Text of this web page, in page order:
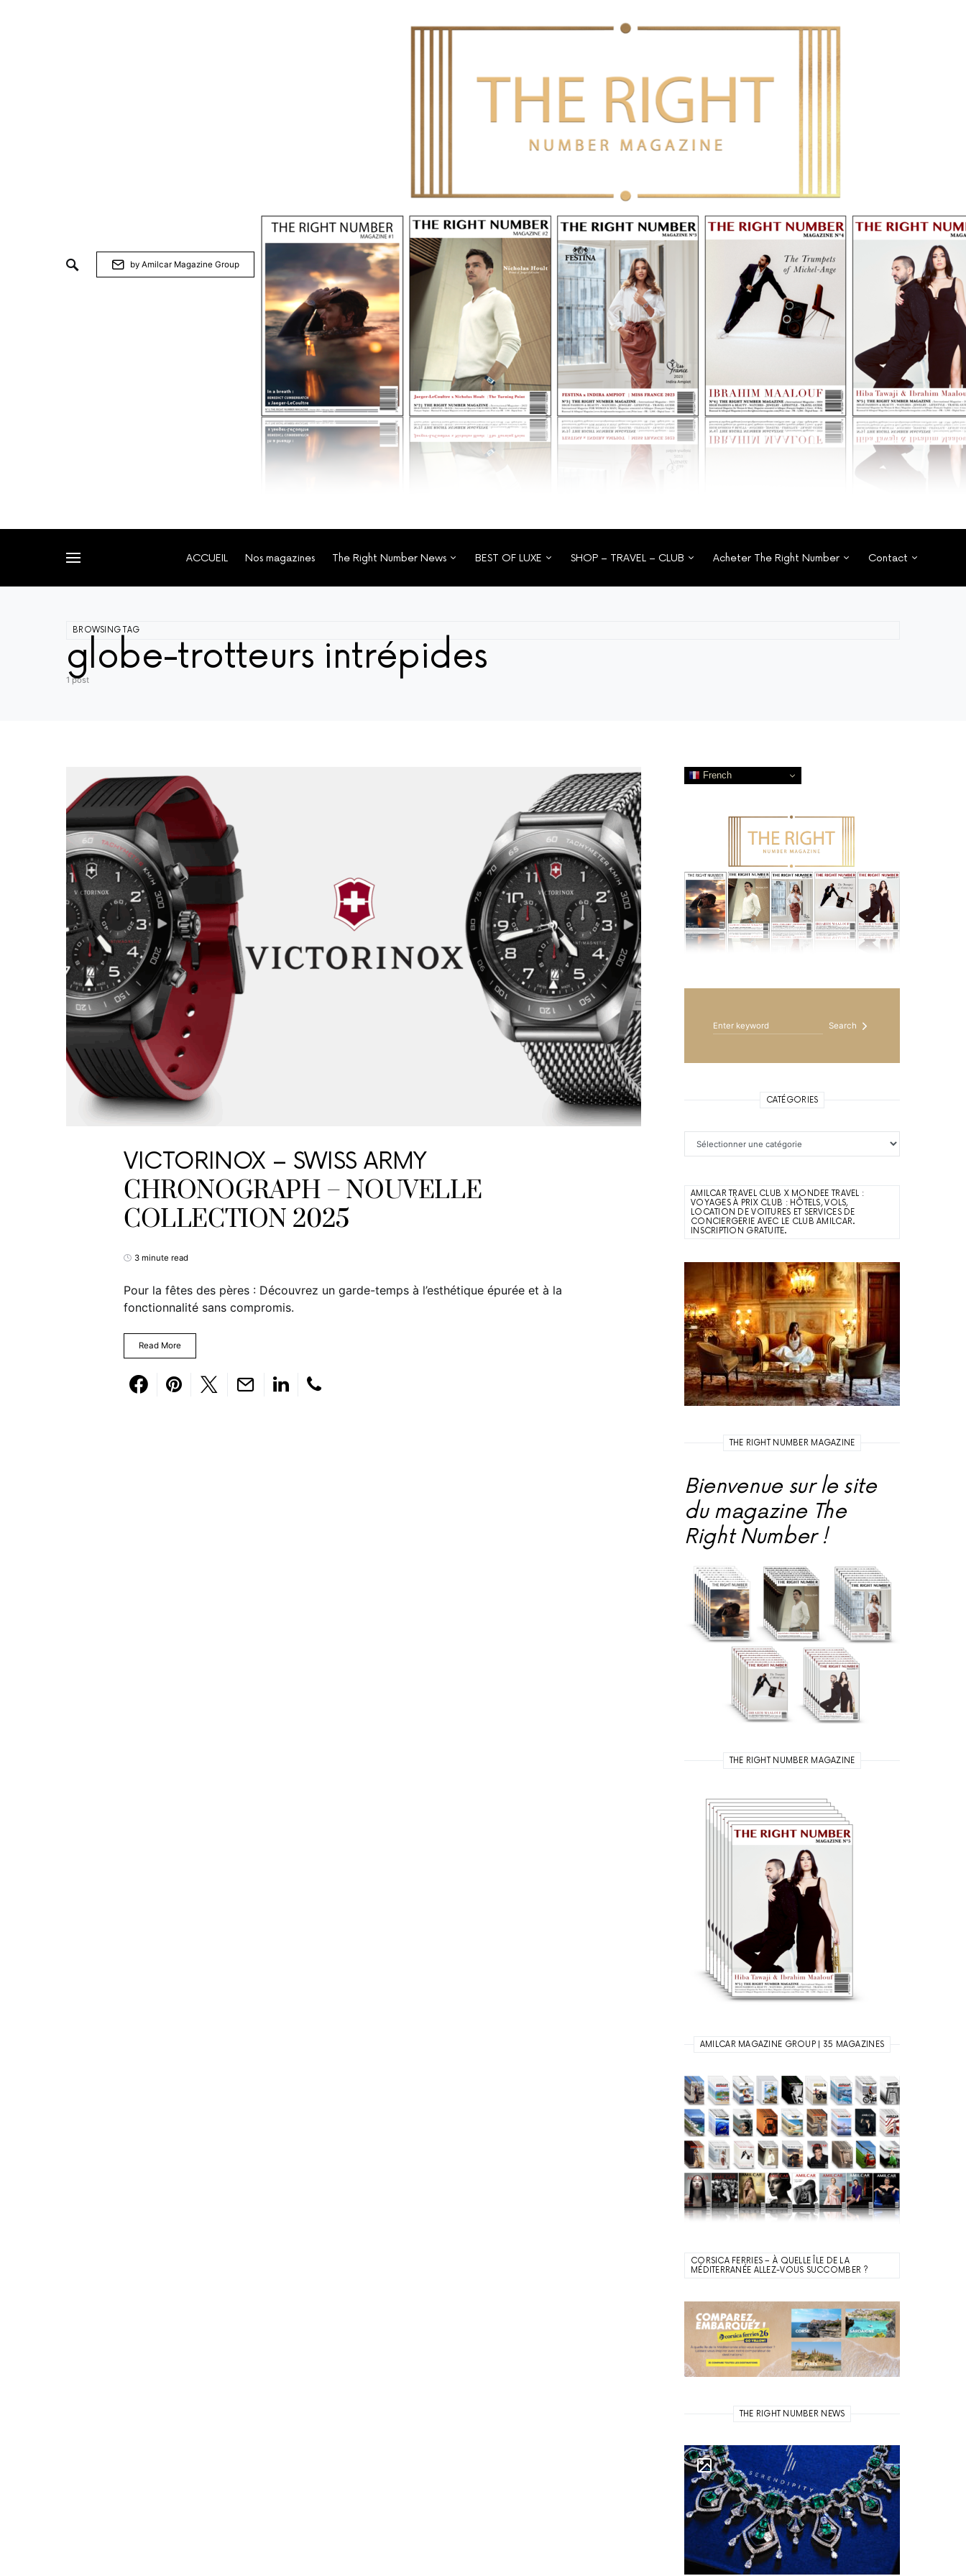
by Amilcar Magazine Group
ACCUEIL Nos magazines The Right Number News BEST OF LUXE SHOP – TRAVEL – CLUB Acheter The Right Number Contact
BROWSING TAG
globe-trotteurs intrépides
1 post
VICTORINOX – SWISS ARMY
CHRONOGRAPH – NOUVELLE
COLLECTION 2025
3 minute read
Pour la fêtes des pères : Découvrez un garde-temps à l’esthétique épurée et à la
fonctionnalité sans compromis.
Read More
French
Search
CATÉGORIES
AMILCAR TRAVEL CLUB X MONDEE TRAVEL :
VOYAGES À PRIX CLUB : HÔTELS, VOLS,
LOCATION DE VOITURES ET SERVICES DE
CONCIERGERIE AVEC LE CLUB AMILCAR.
INSCRIPTION GRATUITE.
THE RIGHT NUMBER MAGAZINE
Bienvenue sur le site
du magazine The
Right Number !
THE RIGHT NUMBER MAGAZINE
AMILCAR MAGAZINE GROUP | 35 MAGAZINES
CORSICA FERRIES – À QUELLE ÎLE DE LA
MÉDITERRANÉE ALLEZ-VOUS SUCCOMBER ?
THE RIGHT NUMBER NEWS